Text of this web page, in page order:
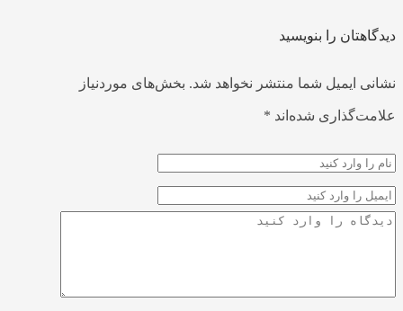
را بنویسید
ایمیل شما منتشر نخواهد شد. بخش‌های موردنیاز
شده‌اند*